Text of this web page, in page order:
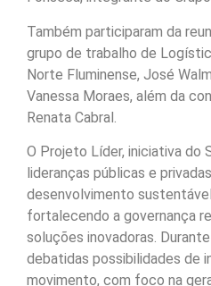
Também participaram da
grupo de trabalho de
Norte Fluminense, José
Vanessa Moraes, além da
Renata Cabral.
O Projeto Líder, iniciativa do
lideranças públicas e
desenvolvimento
fortalecendo a governança
soluções inovadoras.
debatidas possibilidades de
movimento, com foco na